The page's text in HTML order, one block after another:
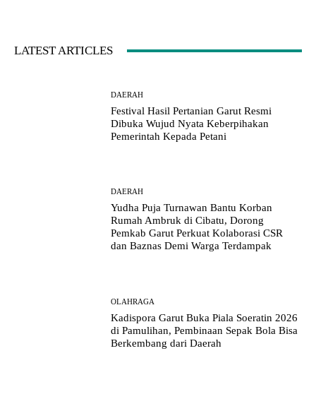
LATEST ARTICLES
DAERAH
Festival Hasil Pertanian Garut Resmi
Dibuka Wujud Nyata Keberpihakan
Pemerintah Kepada Petani
DAERAH
Yudha Puja Turnawan Bantu Korban
Rumah Ambruk di Cibatu, Dorong
Pemkab Garut Perkuat Kolaborasi CSR
dan Baznas Demi Warga Terdampak
OLAHRAGA
Kadispora Garut Buka Piala Soeratin 2026
di Pamulihan, Pembinaan Sepak Bola Bisa
Berkembang dari Daerah